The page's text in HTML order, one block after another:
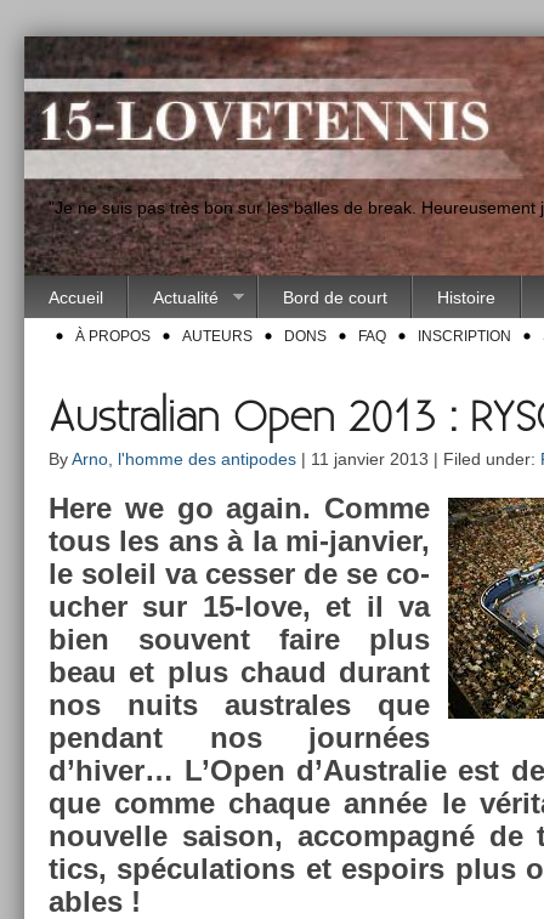
"Je ne suis pas très bon sur les balles de break.
Accueil Actualité Bord de court Histoire
À PROPOS AUTEURS DONS FAQ INSCRIPTION
Australian Open 2013 :
ByArno, l'homme des antipodes | 11 janvier 2013 | Filed under:
Here we go again. Comme
tous les ans à la mi-janvier,
le sol­eil va cess­er de se co­
uch­er sur 15-love, et il va
bien souvent faire plus
beau et plus chaud durant
nos nuits australes que
pen­dant nos journées
d’hiver… L’Open d’Australie est
que comme chaque année le
nouvel­le saison, ac­compagné
tics, spécula­tions et es­poirs plus
ables !